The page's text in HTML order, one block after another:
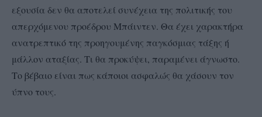
εξουσία δεν θα αποτελεί συνέχεια της πολιτικής του
απερχόμενου προέδρου Μπάιντεν. Θα έχει χαρακτήρα
ανατρεπτικό της προηγουμένης παγκόσμιας τάξης ή
μάλλον αταξίας. Τι θα προκύψει, παραμένει άγνωστο.
Το βέβαιο είναι πως κάποιοι ασφαλώς θα χάσουν τον
ύπνο τους.